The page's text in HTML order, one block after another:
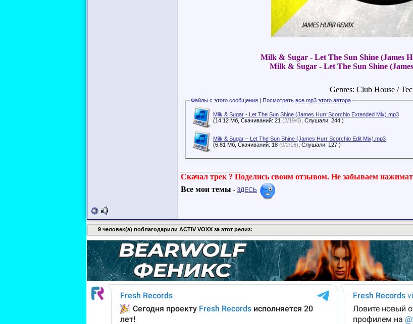
Milk & Sugar - Let The Sun Shine (James
Milk & Sugar - Let The Sun Shine
Genres: Club House /
Файлы с этого сообщения | Посмотретьвсе mp3 этого автора
Milk & Sugar - Let The Sun Shine (James Hurr Scorchio Extended Mix).mp3
(14.12 Мб, Скачиваний: 21(2/19/0) , Слушали: 244 )
Milk & Sugar – Let The Sun Shine (James Hurr Scorchio Edit Mix).mp3
(6.81 Мб, Скачиваний: 18(0/2/16) , Слушали: 127 )
Скачал трек ? Поделись своим отзывом. Не забываем
Все мои темы - ЗДЕСЬ
9 человек(а) поблагодарили ACTIV VOXX за этот релиз: